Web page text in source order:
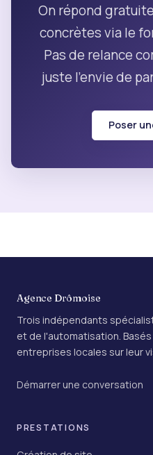
On répond
concrètes via le
Pas de relance
juste l'envie de
Poser
Agence Drômoise
Trois indépendants
et de l'automatisation.
entreprises locales sur leur
Démarrer une conversation
PRESTATIONS